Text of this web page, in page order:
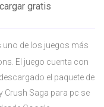
gratis
uno de los juegos más
El juego cuenta con
el paquete de
Crush Saga para pc se